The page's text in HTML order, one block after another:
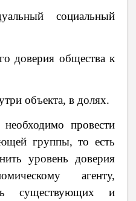
социальный
доверия общества к
объекта, в долях.
необходимо провести
группы, то есть
уровень доверия
агенту,
существующих и